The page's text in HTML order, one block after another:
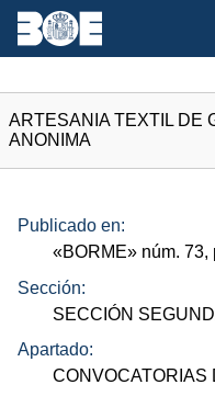
ARTESANIA TEXTIL DE
ANONIMA
Publicado en:
«BORME» núm. 73,
Sección:
SECCIÓN
Apartado:
CONVOCATORIAS